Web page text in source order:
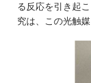
る反応を引き起
究は、この光触